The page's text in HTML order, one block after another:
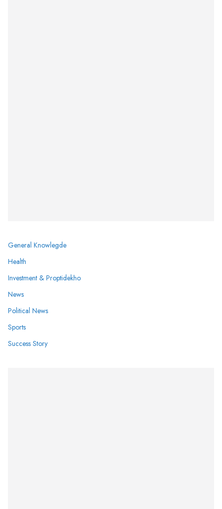
General Knowlegde
Health
Investment & Proptidekho
News
Political News
Sports
Success Story